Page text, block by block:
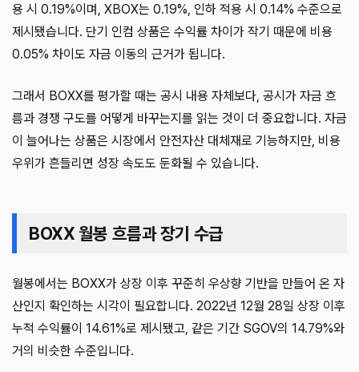
용 시 0.19%이며, XBOX는 0.19%, 인하 적용 시 0.14% 수준으로
제시됐습니다. 단기 인컴 상품은 수익률 차이가 작기 때문에 비용
0.05% 차이도 자금 이동의 근거가 됩니다.
그래서 BOXX를 평가할 때는 공시 내용 자체보다, 공시가 자금 흐
름과 경쟁 구도를 어떻게 바꾸는지를 읽는 것이 더 중요합니다. 자금
이 늘어나는 상품은 시장에서 안전자산 대체재로 기능하지만, 비용
우위가 흔들리면 성장 속도도 둔화될 수 있습니다.
BOXX 월봉 흐름과 장기 수급
월봉에서는 BOXX가 상장 이후 꾸준히 우상향 기반을 만들어 온 자
산인지 확인하는 시각이 필요합니다. 2022년 12월 28일 상장 이후
누적 수익률이 14.61%로 제시됐고, 같은 기간 SGOV의 14.79%와
거의 비슷한 수준입니다.